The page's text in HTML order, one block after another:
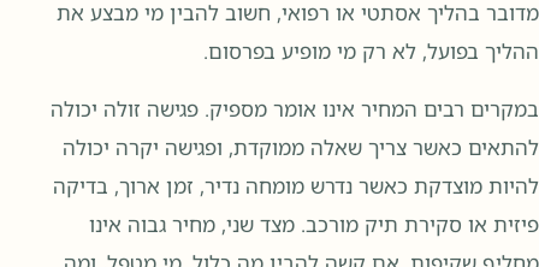
מדובר בהליך אסתטי או רפואי, חשוב להבין מי מבצע את
ההליך בפועל, לא רק מי מופיע בפרסום.
במקרים רבים המחיר אינו אומר מספיק. פגישה זולה יכולה
להתאים כאשר צריך שאלה ממוקדת, ופגישה יקרה יכולה
להיות מוצדקת כאשר נדרש מומחה נדיר, זמן ארוך, בדיקה
פיזית או סקירת תיק מורכב. מצד שני, מחיר גבוה אינו